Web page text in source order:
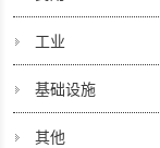
工业
基础设施
其他